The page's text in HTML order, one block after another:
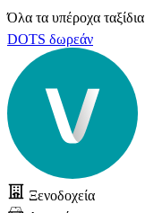
Όλα τα υπέροχα ταξίδια
DOTS δωρεάν
Ξενοδοχεία